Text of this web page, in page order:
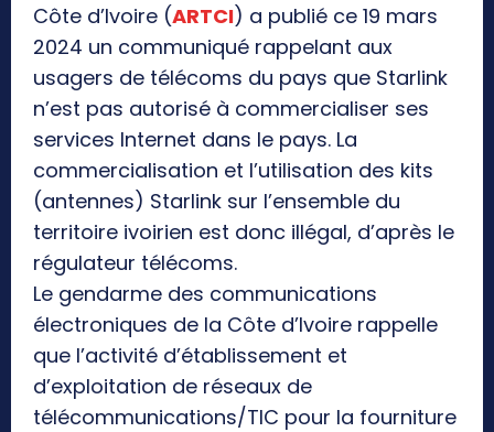
Côte d’Ivoire (ARTCI) a publié ce 19 mars
2024 un communiqué rappelant aux
usagers de télécoms du pays que Starlink
n’est pas autorisé à commercialiser ses
services Internet dans le pays. La
commercialisation et l’utilisation des kits
(antennes) Starlink sur l’ensemble du
territoire ivoirien est donc illégal, d’après le
régulateur télécoms.
Le gendarme des communications
électroniques de la Côte d’Ivoire rappelle
que l’activité d’établissement et
d’exploitation de réseaux de
télécommunications/TIC pour la fourniture